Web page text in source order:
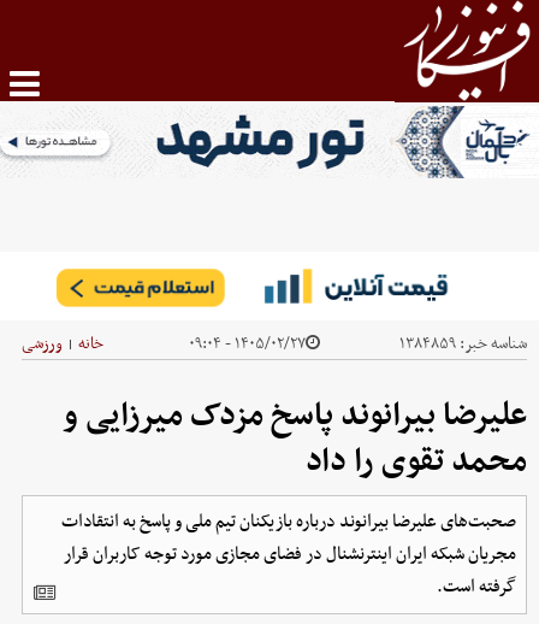
شناسه خبر:۱۳۸۴۸۵۹ ۱۴۰۵/۰۲/۲۷ - ۰۹:۰۴ خانه | ورزشی
علیرضا بیرانوند پاسخ مزدک میرزایی و
محمد تقوی را داد
صحبت‌های علیرضا بیرانوند درباره بازیکنان تیم ملی و پاسخ به انتقادات
مجریان شبکه ایران اینترنشنال در فضای مجازی مورد توجه کاربران قرار
گرفته است.